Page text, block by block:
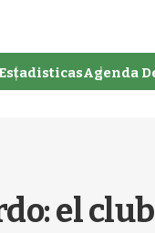
EstadisticasAgenda
el